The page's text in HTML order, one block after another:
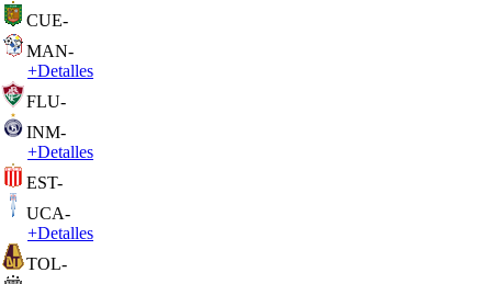
CUE-
MAN-
+Detalles
FLU-
INM-
+Detalles
EST-
UCA-
+Detalles
TOL-